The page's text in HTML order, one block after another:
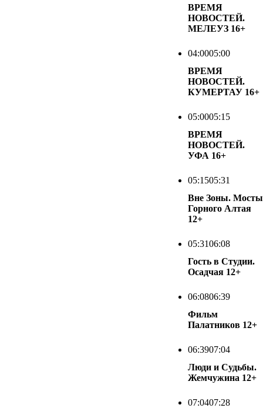
ВРЕМЯ
НОВОСТЕЙ.
МЕЛЕУЗ 16+
04:0005:00
ВРЕМЯ
НОВОСТЕЙ.
КУМЕРТАУ 16+
05:0005:15
ВРЕМЯ
НОВОСТЕЙ.
УФА 16+
05:1505:31
Вне Зоны. Мосты
Горного Алтая
12+
05:3106:08
Гость в Студии.
Осадчая 12+
06:0806:39
Фильм
Палатников 12+
06:3907:04
Люди и Судьбы.
Жемчужина 12+
07:0407:28